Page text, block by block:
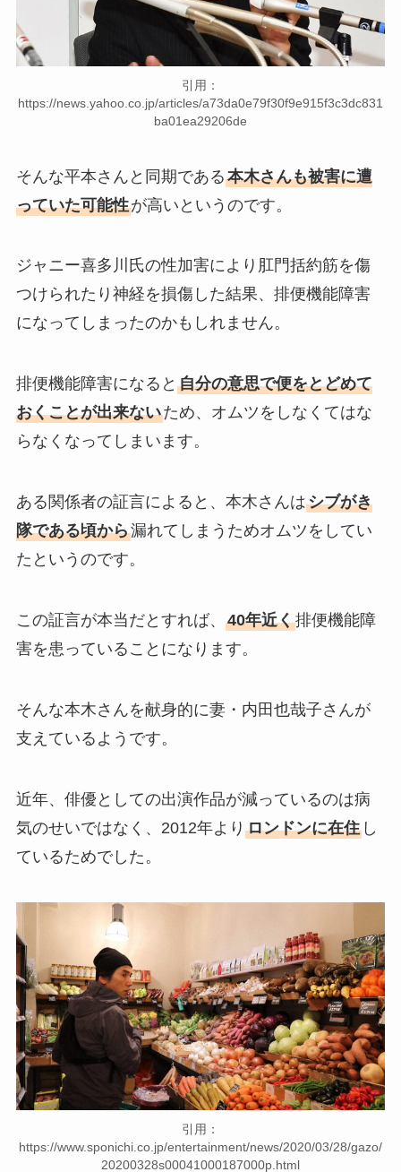
引用：
https://news.yahoo.co.jp/articles/a73da0e79f30f9e915f3c3dc831
ba01ea29206de
そんな平本さんと同期である本木さんも被害に遭
っていた可能性が高いというのです。
ジャニー喜多川氏の性加害により肛門括約筋を傷
つけられたり神経を損傷した結果、排便機能障害
になってしまったのかもしれません。
排便機能障害になると 自分の意思で便をとどめて
おくことが出来ないため、オムツをしなくてはな
らなくなってしまいます。
ある関係者の証言によると、本木さんはシブがき
隊である頃から漏れてしまうためオムツをしてい
たというのです。
この証言が本当だとすれば、 40年近く排便機能障
害を患っていることになります。
そんな本木さんを献身的に妻・内田也哉子さんが
支えているようです。
近年、俳優としての出演作品が減っているのは病
気のせいではなく、2012年より ロンドンに在住し
ているためでした。
引用：
https://www.sponichi.co.jp/entertainment/news/2020/03/28/gazo/
20200328s00041000187000p.html